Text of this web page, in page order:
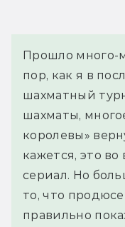
Прошло много-
пор, как я в
шахматный
шахматы,
королевы»
кажется, это
сериал. Но
то, что
правильно